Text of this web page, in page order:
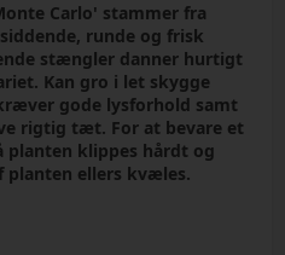
Carlo' stammer fra
runde og frisk
stængler danner hurtigt
Kan gro i let skygge
gode lysforhold samt
rigtig tæt. For at bevare et
klippes hårdt og
planten ellers kvæles.